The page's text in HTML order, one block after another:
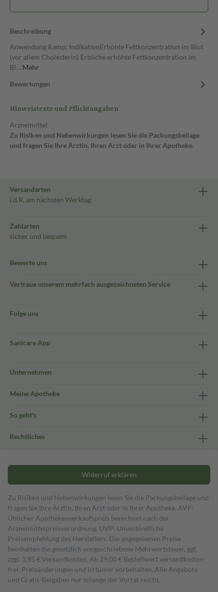
Beschreibung
Anwendung &amp; IndikationErhöhte Fettkonzentration im Blut
(vor allem Cholesterin) Erbliche erhöhte Fettkonzentration im
Bl… Mehr
Bewertungen
Hinweistexte und Pflichtangaben
Arzneimittel
Zu Risiken und Nebenwirkungen lesen Sie die Packungsbeilage
und fragen Sie Ihre Ärztin, Ihren Arzt oder in Ihrer Apotheke.
Versandarten
i.d.R. am nächsten Werktag
Zahlarten
sicher und bequem
Bewerte uns
Vertraue unserem mehrfach ausgezeichneten Service
Folge uns
Sanicare App
Unternehmen
Meine Apotheke
So geht's
Rechtliches
Widerruf erklären
Zu Risiken und Nebenwirkungen lesen Sie die Packungsbeilage und
fragen Sie Ihre Ärztin, Ihren Arzt oder in Ihrer Apotheke. AVP:
Üblicher Apothekenverkaufspreis berechnet nach der
Arzneimittelpreisverordnung. UVP: Unverbindliche
Preisempfehlung des Herstellers. Die angegebenen Preise
beinhalten die gesetzlich vorgeschriebene Mehrwertsteuer, ggf.
zzgl. 3,95 € Versandkosten. Ab 29,00 € Bestell­wert versand­kosten­
frei. Preisänderungen und Irrtümer vorbehalten. Alle Angebote
und Gratis-Beigaben nur solange der Vorrat reicht.